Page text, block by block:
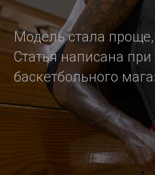
Модель стала
Статья написана
баскетбольного